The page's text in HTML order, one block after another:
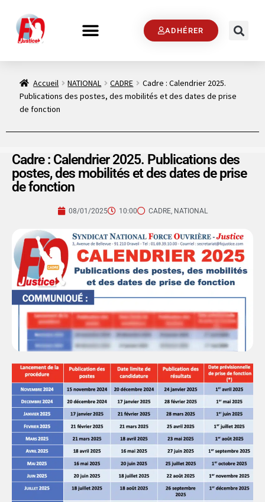
ADHÉRER
Accueil NATIONAL CADRE
Cadre : Calendrier 2025.
Publications des postes, des mobilités et des dates de prise
de fonction
Cadre : Calendrier 2025. Publications des
postes, des mobilités et des dates de prise
de fonction
08/01/2025 10:00 CADRE, NATIONAL